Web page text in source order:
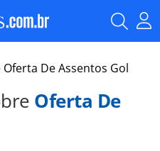
De Assentos Gol
Oferta De